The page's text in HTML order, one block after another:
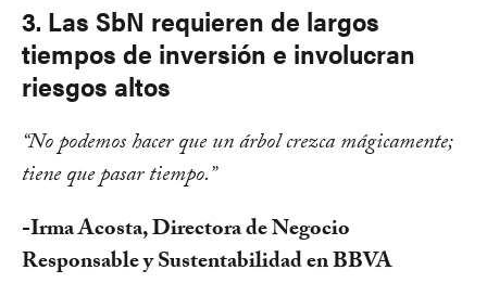
3. Las SbN requieren de largos
tiempos de inversión e involucran
riesgos altos
“No podemos hacer que un árbol crezca mágicamente;
tiene que pasar tiempo.”
-Irma Acosta, Directora de Negocio
Responsable y Sustentabilidad en BBVA